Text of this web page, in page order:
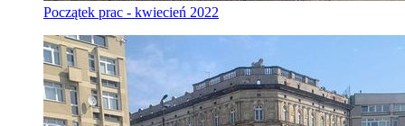
Początek prac - kwiecień 2022